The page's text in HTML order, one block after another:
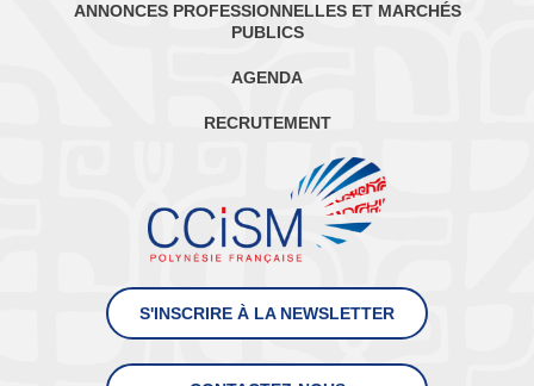
ANNONCES PROFESSIONNELLES ET MARCHÉS
PUBLICS
AGENDA
RECRUTEMENT
S'INSCRIRE À LA NEWSLETTER